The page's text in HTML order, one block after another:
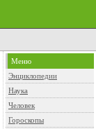
Меню
Энциклопедии
Наука
Человек
Гороскопы